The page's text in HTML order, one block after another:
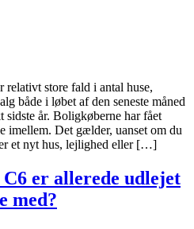
relativt store fald i antal huse,
både i løbet af den seneste måned
år. Boligkøberne har fået
Det gælder, uanset om du
et nyt hus, lejlighed eller […]
er allerede udlejet
med?